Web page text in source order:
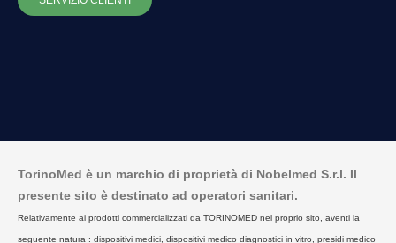
TorinoMed è un marchio di proprietà di Nobelmed S.r.l. Il
presente sito è destinato ad operatori sanitari.
Relativamente ai prodotti commercializzati da TORINOMED nel proprio sito, aventi la
seguente natura : dispositivi medici, dispositivi medico diagnostici in vitro, presidi medico